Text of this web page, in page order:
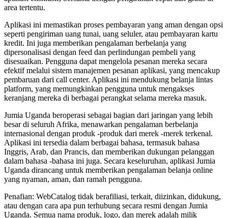
area tertentu.
Aplikasi ini memastikan proses pembayaran yang aman dengan opsi
seperti pengiriman uang tunai, uang seluler, atau pembayaran kartu
kredit. Ini juga memberikan pengalaman berbelanja yang
dipersonalisasi dengan feed dan perlindungan pembeli yang
disesuaikan. Pengguna dapat mengelola pesanan mereka secara
efektif melalui sistem manajemen pesanan aplikasi, yang mencakup
pembaruan dari call center. Aplikasi ini mendukung belanja lintas
platform, yang memungkinkan pengguna untuk mengakses
keranjang mereka di berbagai perangkat selama mereka masuk.
Jumia Uganda beroperasi sebagai bagian dari jaringan yang lebih
besar di seluruh Afrika, menawarkan pengalaman berbelanja
internasional dengan produk -produk dari merek -merek terkenal.
Aplikasi ini tersedia dalam berbagai bahasa, termasuk bahasa
Inggris, Arab, dan Prancis, dan memberikan dukungan pelanggan
dalam bahasa -bahasa ini juga. Secara keseluruhan, aplikasi Jumia
Uganda dirancang untuk memberikan pengalaman belanja online
yang nyaman, aman, dan ramah pengguna.
Penafian: WebCatalog tidak berafiliasi, terkait, diizinkan, didukung,
atau dengan cara apa pun terhubung secara resmi dengan Jumia
Uganda. Semua nama produk, logo, dan merek adalah milik